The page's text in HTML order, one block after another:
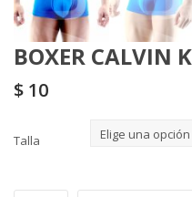
BOXER CALVIN
$ 10
Talla